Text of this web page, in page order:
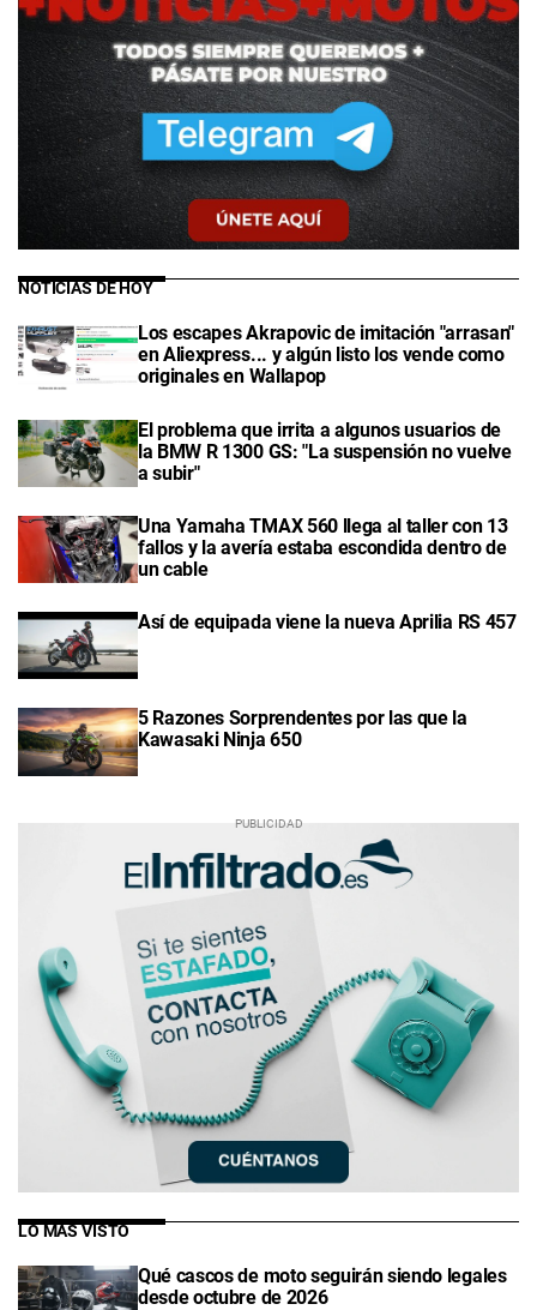
NOTICIAS DE HOY
Los escapes Akrapovic de imitación "arrasan"
en Aliexpress... y algún listo los vende como
originales en Wallapop
El problema que irrita a algunos usuarios de
la BMW R 1300 GS: "La suspensión no vuelve
a subir"
Una Yamaha TMAX 560 llega al taller con 13
fallos y la avería estaba escondida dentro de
un cable
Así de equipada viene la nueva Aprilia RS 457
5 Razones Sorprendentes por las que la
Kawasaki Ninja 650
LO MÁS VISTO
Qué cascos de moto seguirán siendo legales
desde octubre de 2026